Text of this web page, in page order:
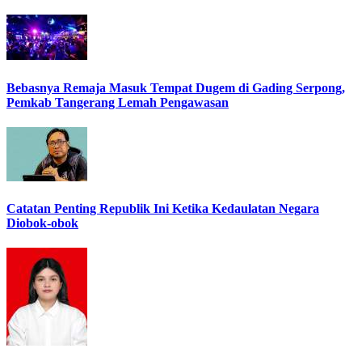
Bebasnya Remaja Masuk Tempat Dugem di Gading Serpong,
Pemkab Tangerang Lemah Pengawasan
Catatan Penting Republik Ini Ketika Kedaulatan Negara
Diobok-obok